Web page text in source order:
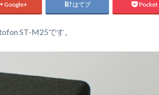
Google+ はてブ Pocket
ST-M25です。